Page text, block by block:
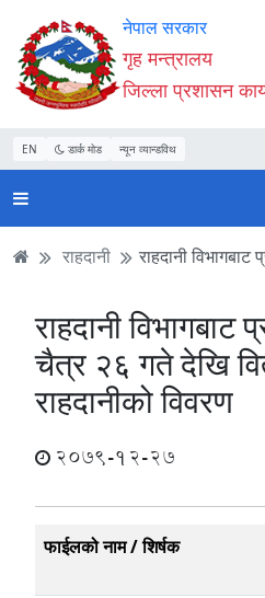
Accessibility
Mode
सुरु
गर्नुहोस्
सामाग्री
पढ्नुहाेस्
नेभिगेसन
पढ्नुहाेस्
वेबसाइट
खोजमा
जानुहोस्
नेपाल सरकार
गृह मन्त्रालय
जिल्ला प्रशासन
EN डार्क मोड न्यून व्यान्डविथ
राहदानी राहदानी विभागबाट
राहदानी विभागबाट
चैत्र २६ गते देखि
राहदानीको विवरण
2079-12-27
फाईलको नाम / शिर्षक